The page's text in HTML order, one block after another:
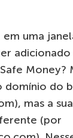
em uma
adicionado
Money?
domínio do
mas a sua
(por